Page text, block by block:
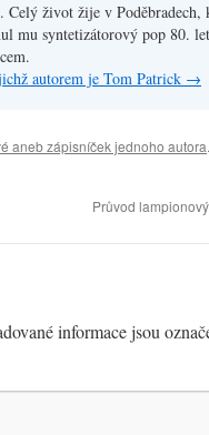
život žije v Poděbradech,
mu syntetizátorový pop 80.
autorem je Tom Patrick →
aneb zápisníček jednoho autora
Průvod
informace jsou